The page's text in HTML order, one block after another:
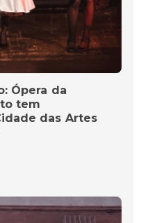
Ópera da
tem
das Artes